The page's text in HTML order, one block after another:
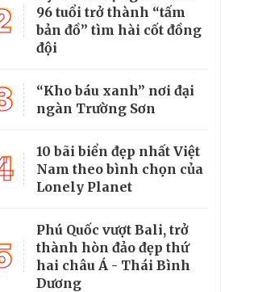
96 tuổi trở thành “tấm
bản đồ” tìm hài cốt đồng
đội
“Kho báu xanh” nơi đại
ngàn Trường Sơn
10 bãi biển đẹp nhất Việt
Nam theo bình chọn của
Lonely Planet
Phú Quốc vượt Bali, trở
thành hòn đảo đẹp thứ
hai châu Á - Thái Bình
Dương